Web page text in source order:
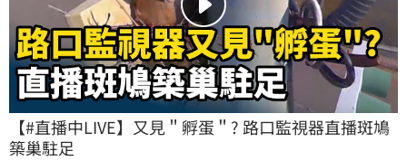
【#直播中LIVE】又見＂孵蛋＂? 路口監視器直播斑鳩
築巢駐足